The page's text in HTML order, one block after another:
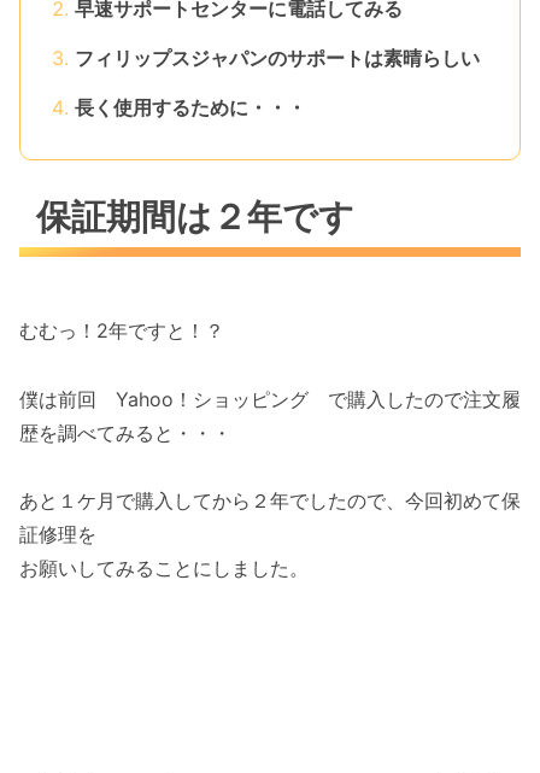
早速サポートセンターに電話してみる
フィリップスジャパンのサポートは素晴らしい
長く使用するために・・・
保証期間は２年です
むむっ！2年ですと！？
僕は前回 Yahoo！ショッピング で購入したので注文履
歴を調べてみると・・・
あと１ケ月で購入してから２年でしたので、今回初めて保
証修理を
お願いしてみることにしました。